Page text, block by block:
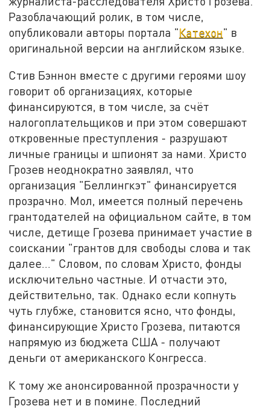
Разоблачающий ролик, в том числе,
опубликовали авторы портала "Катехон" в
оригинальной версии на английском языке.
Стив Бэннон вместе с другими героями шоу
говорит об организациях, которые
финансируются, в том числе, за счёт
налогоплательщиков и при этом совершают
откровенные преступления - разрушают
личные границы и шпионят за нами. Христо
Грозев неоднократно заявлял, что
организация "Беллингкэт" финансируется
прозрачно. Мол, имеется полный перечень
грантодателей на официальном сайте, в том
числе, детище Грозева принимает участие в
соискании "грантов для свободы слова и так
далее..." Словом, по словам Христо, фонды
исключительно частные. И отчасти это,
действительно, так. Однако если копнуть
чуть глубже, становится ясно, что фонды,
финансирующие Христо Грозева, питаются
напрямую из бюджета США - получают
деньги от американского Конгресса.
К тому же анонсированной прозрачности у
Грозева нет и в помине. Последний